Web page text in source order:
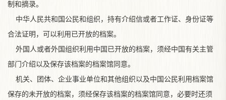
制和摘录。
中华人民共和国公民和组织，持有介绍信或者工作证、身份证等
合法证明，可以利用已开放的档案。
外国人或者外国组织利用中国已开放的档案，须经中国有关主管
部门介绍以及保存该档案的档案馆同意。
机关、团体、企业事业单位和其他组织以及中国公民利用档案馆
保存的未开放的档案，须经保存该档案的档案馆同意，必要时还须